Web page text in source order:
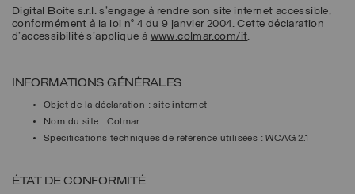
Digital Boite s.r.l. s'engage à rendre son site internet accessible,
conformément à la loi n° 4 du 9 janvier 2004. Cette déclaration
d'accessibilité s'applique à www.colmar.com/it.
INFORMATIONS GÉNÉRALES
Objet de la déclaration : site internet
Nom du site : Colmar
Spécifications techniques de référence utilisées : WCAG 2.1
ÉTAT DE CONFORMITÉ